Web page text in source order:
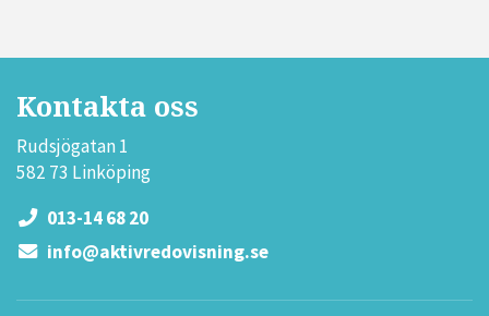
Kontakta oss
Rudsjögatan 1
582 73 Linköping
013-14 68 20
info@aktivredovisning.se